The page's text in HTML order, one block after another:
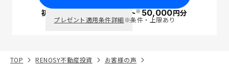
初回面談で ポイント※50,000円分
プレゼント適用条件詳細※条件・上限あり
TOP RENOSY不動産投資
お客様の声